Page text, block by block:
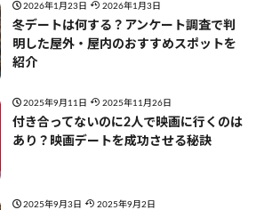
2026年1月23日 2026年1月3日
冬デートは何する？アンケート調査で判
明した屋外・屋内のおすすめスポットを
紹介
2025年9月11日 2025年11月26日
付き合ってないのに2人で映画に行くのは
あり？映画デートを成功させる秘訣
2025年9月3日 2025年9月2日